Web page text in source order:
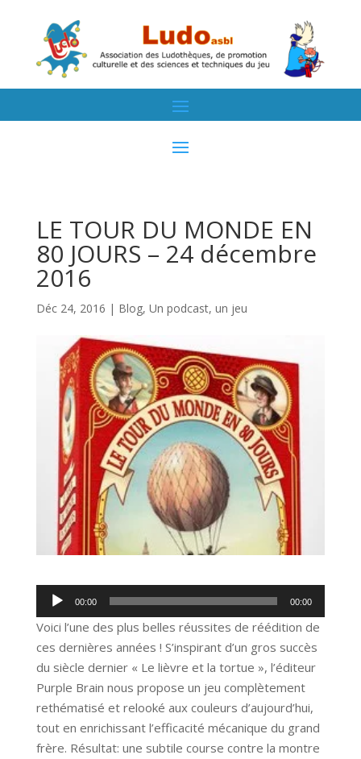
LE TOUR DU MONDE EN
80 JOURS – 24 décembre
2016
Déc 24, 2016 | Blog, Un podcast, un jeu
Lecteur
audio
00:00 00:00
Voici l’une des plus belles réussites de réédition de
ces dernières années ! S’inspirant d’un gros succès
du siècle dernier « Le lièvre et la tortue », l’éditeur
Purple Brain nous propose un jeu complètement
rethématisé et relooké aux couleurs d’aujourd’hui,
tout en enrichissant l’efficacité mécanique du grand
frère. Résultat: une subtile course contre la montre